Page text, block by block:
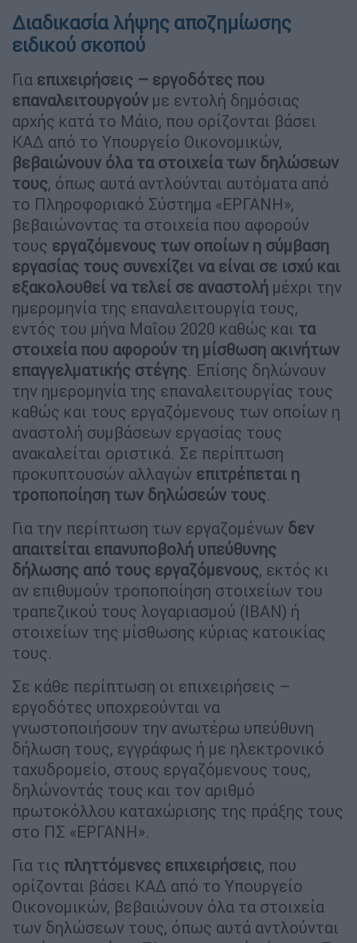
Διαδικασία λήψης αποζημίωσης
ειδικού σκοπού
Για επιχειρήσεις – εργοδότες που
επαναλειτουργούν με εντολή δημόσιας
αρχής κατά το Μάιο, που ορίζονται βάσει
ΚΑΔ από το Υπουργείο Οικονομικών,
βεβαιώνουν όλα τα στοιχεία των δηλώσεων
τους, όπως αυτά αντλούνται αυτόματα από
το Πληροφοριακό Σύστημα «ΕΡΓΑΝΗ»,
βεβαιώνοντας τα στοιχεία που αφορούν
τους εργαζόμενους των οποίων η σύμβαση
εργασίας τους συνεχίζει να είναι σε ισχύ και
εξακολουθεί να τελεί σε αναστολή μέχρι την
ημερομηνία της επαναλειτουργία τους,
εντός του μήνα Μαΐου 2020 καθώς και τα
στοιχεία που αφορούν τη μίσθωση ακινήτων
επαγγελματικής στέγης. Επίσης δηλώνουν
την ημερομηνία της επαναλειτουργίας τους
καθώς και τους εργαζόμενους των οποίων η
αναστολή συμβάσεων εργασίας τους
ανακαλείται οριστικά. Σε περίπτωση
προκυπτουσών αλλαγών επιτρέπεται η
τροποποίηση των δηλώσεών τους.
Για την περίπτωση των εργαζομένων δεν
απαιτείται επανυποβολή υπεύθυνης
δήλωσης από τους εργαζόμενους, εκτός κι
αν επιθυμούν τροποποίηση στοιχείων του
τραπεζικού τους λογαριασμού (ΙΒΑΝ) ή
στοιχείων της μίσθωσης κύριας κατοικίας
τους.
Σε κάθε περίπτωση οι επιχειρήσεις –
εργοδότες υποχρεούνται να
γνωστοποιήσουν την ανωτέρω υπεύθυνη
δήλωση τους, εγγράφως ή με ηλεκτρονικό
ταχυδρομείο, στους εργαζόμενους τους,
δηλώνοντάς τους και τον αριθμό
πρωτοκόλλου καταχώρισης της πράξης τους
στο ΠΣ «ΕΡΓΑΝΗ».
Για τις πληττόμενες επιχειρήσεις, που
ορίζονται βάσει ΚΑΔ από το Υπουργείο
Οικονομικών, βεβαιώνουν όλα τα στοιχεία
των δηλώσεων τους, όπως αυτά αντλούνται